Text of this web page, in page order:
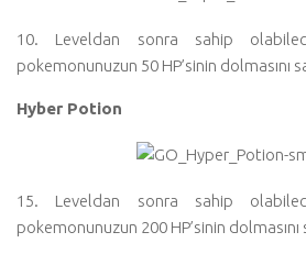
10. Leveldan sonra sahip
pokemonunuzun 50 HP’sinin dolmasını
Hyber Potion
15. Leveldan sonra sahip
pokemonunuzun 200 HP’sinin dolmasını